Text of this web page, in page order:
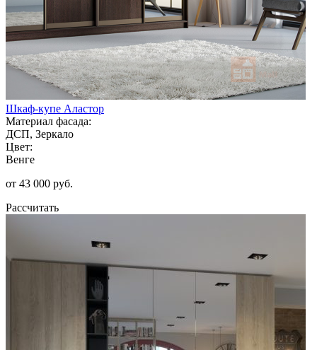
Шкаф-купе Аластор
Материал фасада:
ДСП, Зеркало
Цвет:
Венге
от 43 000 руб.
Рассчитать